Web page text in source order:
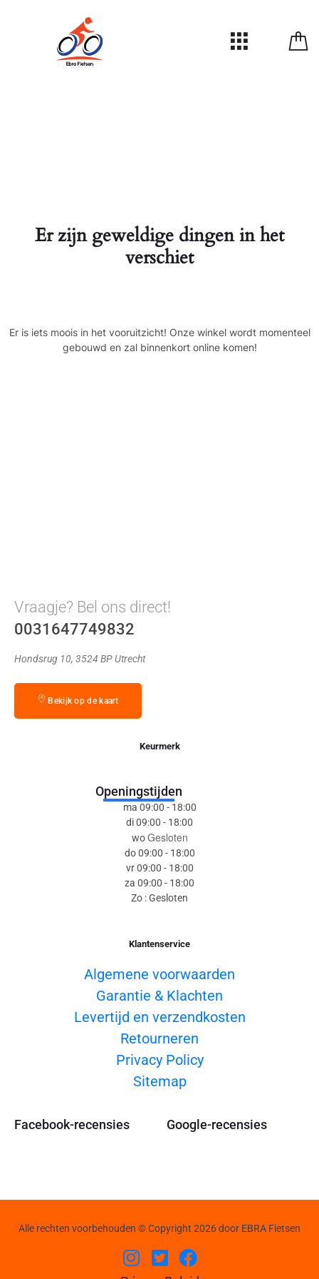
Er zijn geweldige dingen in het
verschiet
Er is iets moois in het vooruitzicht! Onze winkel wordt momenteel
gebouwd en zal binnenkort online komen!
Vraagje? Bel ons direct!
0031647749832
Hondsrug 10, 3524 BP Utrecht
Bekijk op de kaart
Keurmerk
Openingstijden
ma 09:00 - 18:00
di 09:00 - 18:00
woGesloten
do 09:00 - 18:00
vr 09:00 - 18:00
za 09:00 - 18:00
Zo : Gesloten
Klantenservice
Algemene voorwaarden
Garantie & Klachten
Levertijd en verzendkosten
Retourneren
Privacy Policy
Sitemap
Facebook-recensies Google-recensies
Alle rechten voorbehouden © Copyright 2026 door EBRA Fietsen